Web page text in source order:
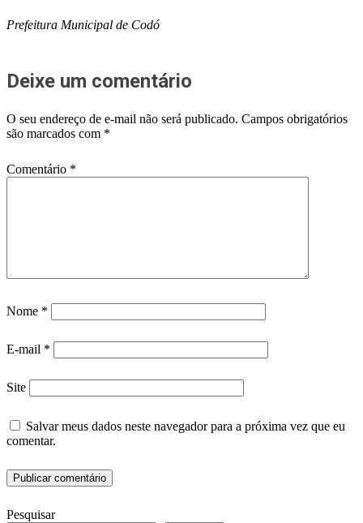
Prefeitura Municipal de Codó
Deixe um comentário
O seu endereço de e-mail não será publicado. Campos obrigatórios
são marcados com *
Comentário *
Nome *
E-mail *
Site
Salvar meus dados neste navegador para a próxima vez que eu
comentar.
Pesquisar